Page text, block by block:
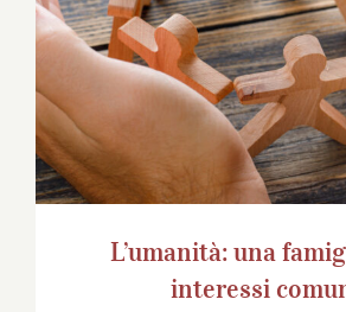
comuni
L’umanità: una
interessi